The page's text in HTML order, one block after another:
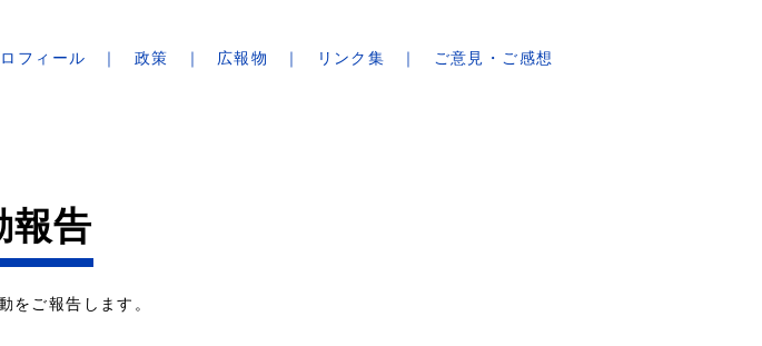
フィール 政策 広報物 リンク集 ご意見・ご感想
報告
をご報告します。